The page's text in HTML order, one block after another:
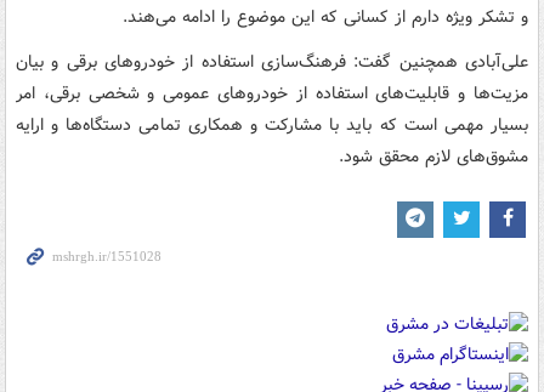
و تشکر ویژه دارم از کسانی که این موضوع را ادامه می‌هند.
علی‌آبادی همچنین گفت: فرهنگ‌سازی استفاده از خودروهای برقی و بیان
مزیت‌ها و قابلیت‌های استفاده از خودروهای عمومی و شخصی برقی، امر
بسیار مهمی است که باید با مشارکت و همکاری تمامی دستگاه‌ها و ارایه
مشوق‌های لازم محقق شود.